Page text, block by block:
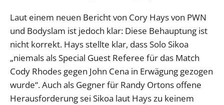
Laut einem neuen Bericht von Cory Hays von PWN
und Bodyslam ist jedoch klar: Diese Behauptung ist
nicht korrekt. Hays stellte klar, dass Solo Sikoa
„niemals als Special Guest Referee für das Match
Cody Rhodes gegen John Cena in Erwägung gezogen
wurde“. Auch als Gegner für Randy Ortons offene
Herausforderung sei Sikoa laut Hays zu keinem